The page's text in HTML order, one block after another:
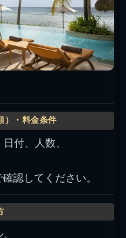
付、人数、
認してください。